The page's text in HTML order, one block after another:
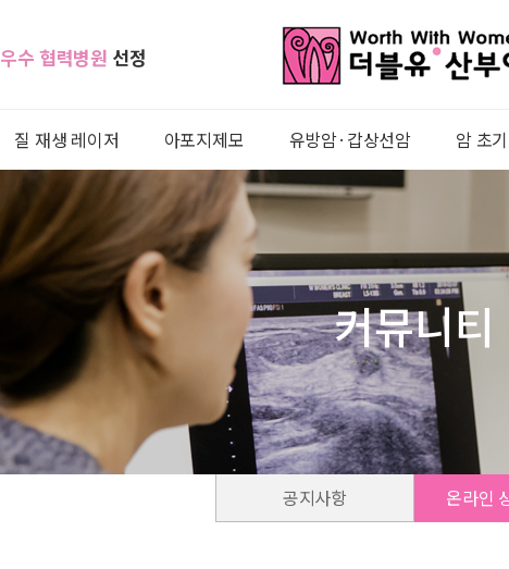
우수 협력병원 선정
질 재생 레이저 아포지제모 유방암·갑상선암 암 초
커뮤니티
공지사항 온라인